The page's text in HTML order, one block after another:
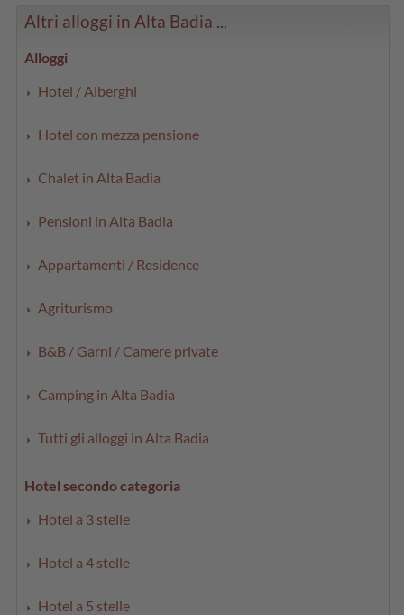
Altri alloggi in Alta Badia ...
Alloggi
Hotel / Alberghi
Hotel con mezza pensione
Chalet in Alta Badia
Pensioni in Alta Badia
Appartamenti / Residence
Agriturismo
B&B / Garni / Camere private
Camping in Alta Badia
Tutti gli alloggi in Alta Badia
Hotel secondo categoria
Hotel a 3 stelle
Hotel a 4 stelle
Hotel a 5 stelle